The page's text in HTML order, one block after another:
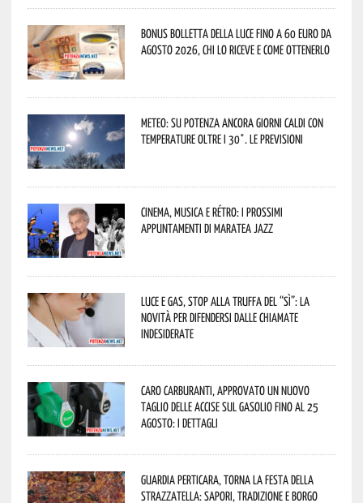
Bonus bolletta della luce fino a 60 euro da
agosto 2026, chi lo riceve e come ottenerlo
Meteo: su Potenza ancora giorni caldi con
temperature oltre i 30°. Le previsioni
Cinema, musica e rétro: i prossimi
appuntamenti di Maratea Jazz
Luce e gas, stop alla truffa del “Sì”: la
novità per difendersi dalle chiamate
indesiderate
Caro carburanti, approvato un nuovo
taglio delle accise sul gasolio fino al 25
agosto: i dettagli
Guardia Perticara, torna la Festa della
Strazzatella: sapori, tradizione e borgo